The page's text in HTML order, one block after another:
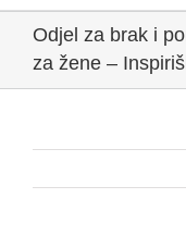
Odjel za brak i
za žene –